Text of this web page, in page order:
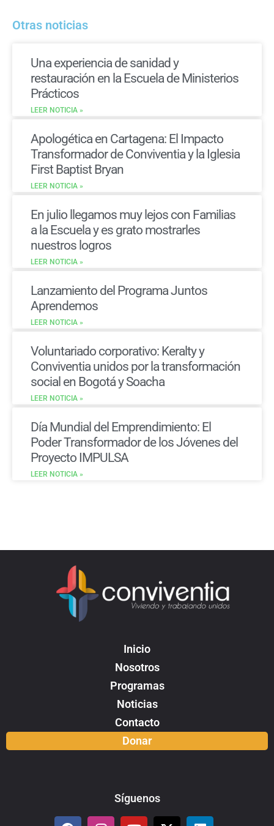
Otras noticias
Una experiencia de sanidad y
restauración en la Escuela de Ministerios
Prácticos
LEER NOTICIA »
Apologética en Cartagena: El Impacto
Transformador de Conviventia y la Iglesia
First Baptist Bryan
LEER NOTICIA »
En julio llegamos muy lejos con Familias
a la Escuela y es grato mostrarles
nuestros logros
LEER NOTICIA »
Lanzamiento del Programa Juntos
Aprendemos
LEER NOTICIA »
Voluntariado corporativo: Keralty y
Conviventia unidos por la transformación
social en Bogotá y Soacha
LEER NOTICIA »
Día Mundial del Emprendimiento: El
Poder Transformador de los Jóvenes del
Proyecto IMPULSA
LEER NOTICIA »
Inicio
Nosotros
Programas
Noticias
Contacto
Donar
Síguenos